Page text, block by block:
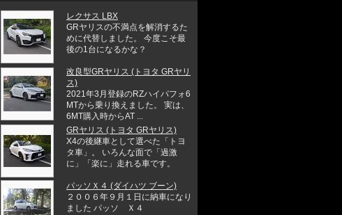
レクサス LBX
GRヤリスの不満点を解消するた
めに代替しました。 今度こそ最
後の1台になるかな？
改良型GRヤリス (トヨタ GRヤリ
ス)
2021年3月登録のRZハイパフォ6
MTから乗り換えました。 実は、
6MT購入時からAT ...
GRヤリス (トヨタ GRヤリス)
X4の後継車として選べた「トヨ
タ車」。 いろんな面で「過激
に」「楽に」走れる車です。
パッソＸ４ (ダイハツ ブーン)
２００６年９月１日に納車になり
ました パッソ Ｘ４